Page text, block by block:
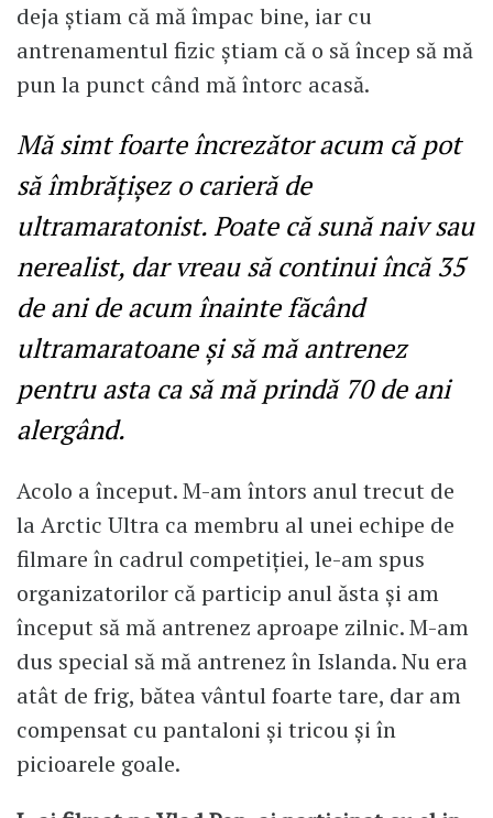
deja știam că mă împac bine, iar cu
antrenamentul fizic știam că o să încep să mă
pun la punct când mă întorc acasă.
Mă simt foarte încrezător acum că pot
să îmbrățișez o carieră de
ultramaratonist. Poate că sună naiv sau
nerealist, dar vreau să continui încă 35
de ani de acum înainte făcând
ultramaratoane și să mă antrenez
pentru asta ca să mă prindă 70 de ani
alergând.
Acolo a început. M-am întors anul trecut de
la Arctic Ultra ca membru al unei echipe de
filmare în cadrul competiției, le-am spus
organizatorilor că particip anul ăsta și am
început să mă antrenez aproape zilnic. M-am
dus special să mă antrenez în Islanda. Nu era
atât de frig, bătea vântul foarte tare, dar am
compensat cu pantaloni și tricou și în
picioarele goale.